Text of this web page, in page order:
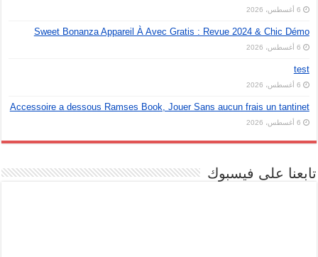
6 أغسطس، 2026
Sweet Bonanza Appareil À Avec Gratis : Revue 2024 & Chic Démo
6 أغسطس، 2026
test
6 أغسطس، 2026
Accessoire a dessous Ramses Book, Jouer Sans aucun frais un tantinet
6 أغسطس، 2026
تابعنا على فيسبوك